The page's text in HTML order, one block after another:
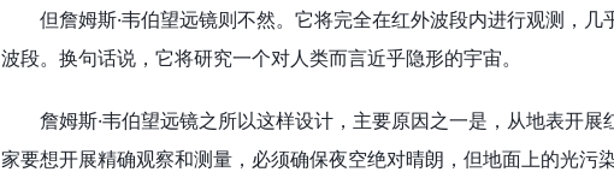
但詹姆斯·韦伯望远镜则不然。它将完全在红外波段内进行观测，几
波段。换句话说，它将研究一个对人类而言近乎隐形的宇宙。
詹姆斯·韦伯望远镜之所以这样设计，主要原因之一是，从地表开展
家要想开展精确观察和测量，必须确保夜空绝对晴朗，但地面上的光污